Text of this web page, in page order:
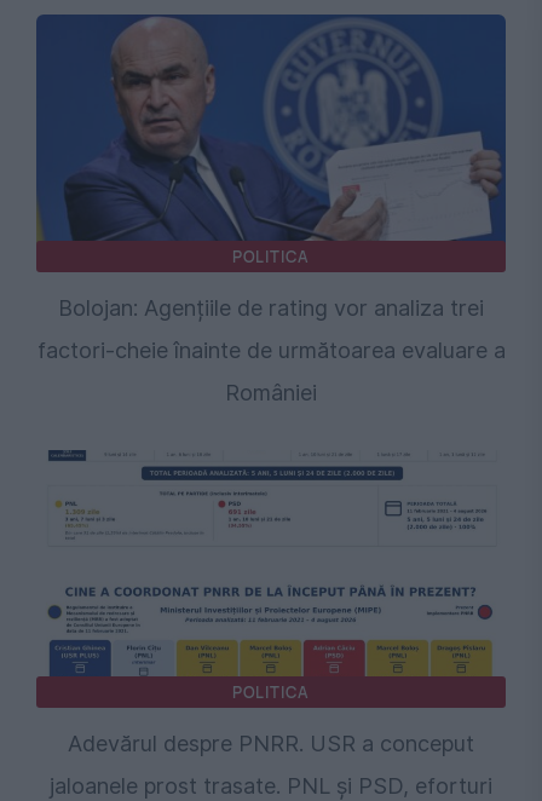
POLITICA
Bolojan: Agențiile de rating vor analiza trei
factori-cheie înainte de următoarea evaluare a
României
POLITICA
Adevărul despre PNRR. USR a conceput
jaloanele prost trasate. PNL și PSD, eforturi